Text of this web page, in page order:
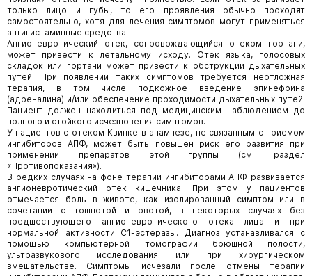
только лицо и губы, то его проявления обычно проходят
самостоятельно, хотя для лечения симптомов могут применяться
антигистаминные средства.
Ангионевротический отек, сопровождающийся отеком гортани,
может привести к летальному исходу. Отек языка, голосовых
складок или гортани может привести к обструкции дыхательных
путей. При появлении таких симптомов требуется неотложная
терапия, в том числе подкожное введение эпинефрина
(адреналина) и/или обеспечение проходимости дыхательных путей.
Пациент должен находиться под медицинским наблюдением до
полного и стойкого исчезновения симптомов.
У пациентов с отеком Квинке в анамнезе, не связанным с приемом
ингибиторов АПФ, может быть повышен риск его развития при
применении препаратов этой группы (см. раздел
«Противопоказания»).
В редких случаях на фоне терапии ингибиторами АПФ развивается
ангионевротический отек кишечника. При этом у пациентов
отмечается боль в животе, как изолированный симптом или в
сочетании с тошнотой и рвотой, в некоторых случаях без
предшествующего ангионевротического отека лица и при
нормальной активности С1-эстеразы. Диагноз устанавливался с
помощью компьютерной томографии брюшной полости,
ультразвукового исследования или при хирургическом
вмешательстве. Симптомы исчезали после отмены терапии